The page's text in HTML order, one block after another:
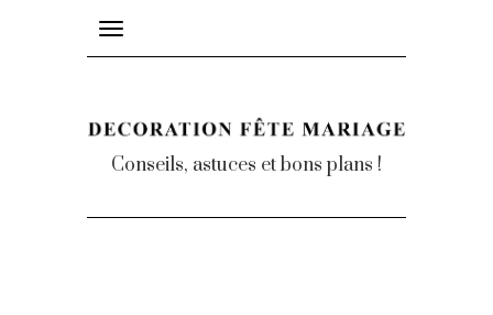
Toggle
navigation
Conseils, astuces et bons plans !